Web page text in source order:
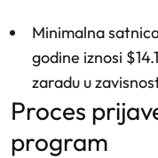
Minimalna
godine iznosi
zaradu u
proces prijave za work and travel
program